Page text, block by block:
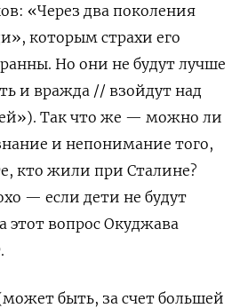
«Через два поколения
которым страхи его
Но они не будут лучше
и вражда // взойдут над
Так что же — можно ли
и непонимание того,
кто жили при Сталине?
— если дети не будут
этот вопрос Окуджава
быть, за счет большей